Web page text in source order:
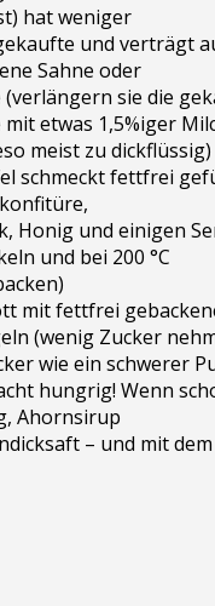
hat weniger
und verträgt
Sahne oder
sie die
etwas 1,5%iger
meist zu dickflüssig)
schmeckt fettfrei
Honig und einigen
und bei 200 °C
mit fettfrei
(wenig Zucker
wie ein schwerer
hungrig! Wenn
Ahornsirup
– und mit